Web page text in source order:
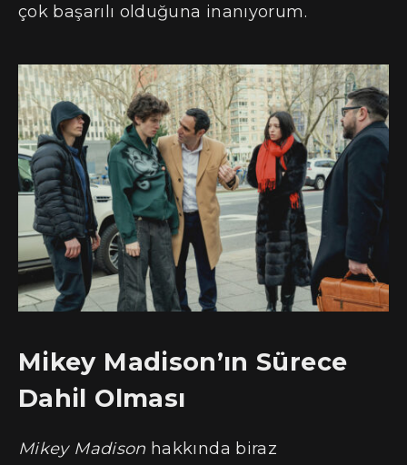
çok başarılı olduğuna inanıyorum.
Mikey Madison’ın Sürece
Dahil Olması
Mikey Madison hakkında biraz